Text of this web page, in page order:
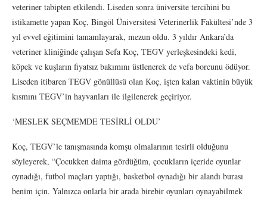
veteriner tabipten etkilendi. Liseden sonra üniversite tercihini bu
istikamette yapan Koç, Bingöl Üniversitesi Veterinerlik Fakültesi’nde 3
yıl evvel eğitimini tamamlayarak, mezun oldu. 3 yıldır Ankara’da
veteriner kliniğinde çalışan Sefa Koç, TEGV yerleşkesindeki kedi,
köpek ve kuşların fiyatsız bakımını üstlenerek de vefa borcunu ödüyor.
Liseden itibaren TEGV gönüllüsü olan Koç, işten kalan vaktinin büyük
kısmını TEGV’in hayvanları ile ilgilenerek geçiriyor.
‘MESLEK SEÇMEMDE TESİRLİ OLDU’
Koç, TEGV’le tanışmasında komşu olmalarının tesirli olduğunu
söyleyerek, “Çocukken daima gördüğüm, çocukların içeride oyunlar
oynadığı, futbol maçları yaptığı, basketbol oynadığı bir alandı burası
benim için. Yalnızca onlarla bir arada birebir oyunları oynayabilmek